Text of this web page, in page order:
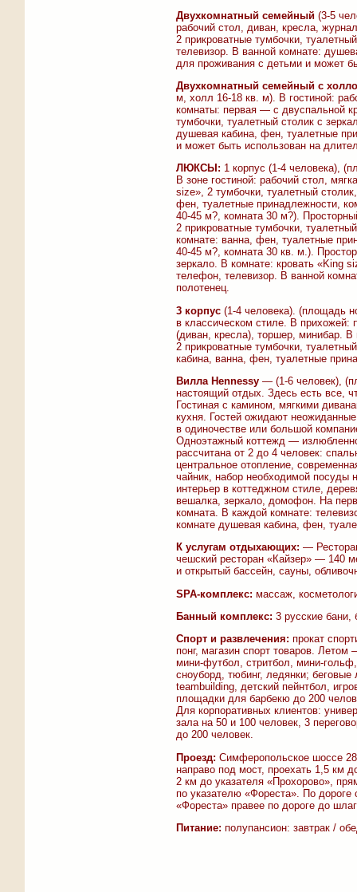
Двухкомнатный семейный (3-5
рабочий стол, диван, кресла,
2 прикроватные тумбочки,
телевизор. В ванной комнате:
для проживания с детьми и может
Двухкомнатный семейный с
м, холл 16-18 кв. м). В гостиной:
комнаты: первая — с двуспальной
тумбочки, туалетный столик с
душевая кабина, фен, туалетные
и может быть использован на
ЛЮКСЫ: 1 корпус (1-4 человека),
В зоне гостиной: рабочий стол,
size», 2 тумбочки, туалетный
фен, туалетные принадлежности,
40-45 м?, комната 30 м?).
2 прикроватные тумбочки,
комнате: ванна, фен, туалетные
40-45 м?, комната 30 кв. м.).
зеркало. В комнате: кровать «King
телефон, телевизор. В ванной
полотенец.
3 корпус (1-4 человека). (площадь
в классическом стиле. В прихожей:
(диван, кресла), торшер, минибар. В
2 прикроватные тумбочки,
кабина, ванна, фен, туалетные
Вилла Hennessy — (1-6 человек),
настоящий отдых. Здесь есть все,
Гостиная с камином, мягкими
кухня. Гостей ожидают
в одиночестве или большой
Одноэтажный коттежд —
рассчитана от 2 до 4 человек:
центральное отопление,
чайник, набор необходимой посуды
интерьер в коттеджном стиле,
вешалка, зеркало, домофон. На
комната. В каждой комнате:
комнате душевая кабина, фен,
К услугам отдыхающих: —
чешский ресторан «Кайзер» — 140
и открытый бассейн, сауны,
SPA-комплекс: массаж,
Банный комплекс: 3 русские
Спорт и развлечения: прокат
понг, магазин спорт товаров.
мини-футбол, стритбол, мини-
сноуборд, тюбинг, ледянки;
teambuilding, детский пейнтбол,
площадки для барбекю до 200
Для корпоративных клиентов:
зала на 50 и 100 человек, 3
до 200 человек.
Проезд: Симферопольское шоссе
направо под мост, проехать 1,5 км
2 км до указателя «Прохорово»,
по указателю «Фореста». По
«Фореста» правее по дороге до
Питание: полупансион: завтрак /